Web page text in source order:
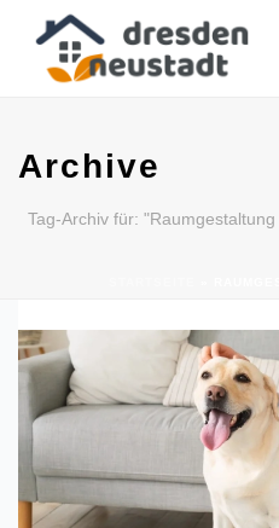
Archive
Tag-Archiv für: